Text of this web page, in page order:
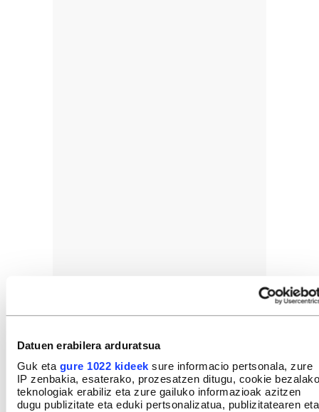
Datuen erabilera arduratsua
Guk eta gure 1022 kideek sure informacio pertsonala, zure
IP zenbakia, esaterako, prozesatzen ditugu, cookie bezalako
teknologiak erabiliz eta zure gailuko informazioak azitzen
dugu publizitate eta eduki pertsonalizatua, publizitatearen eta